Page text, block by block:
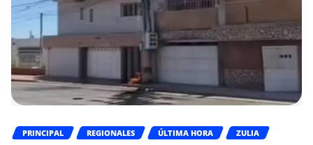
PRINCIPAL REGIONALES ÚLTIMA HORA ZULIA